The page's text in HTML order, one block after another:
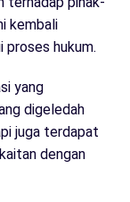
kembali
proses hukum.
yang
digeledah
juga terdapat
dengan